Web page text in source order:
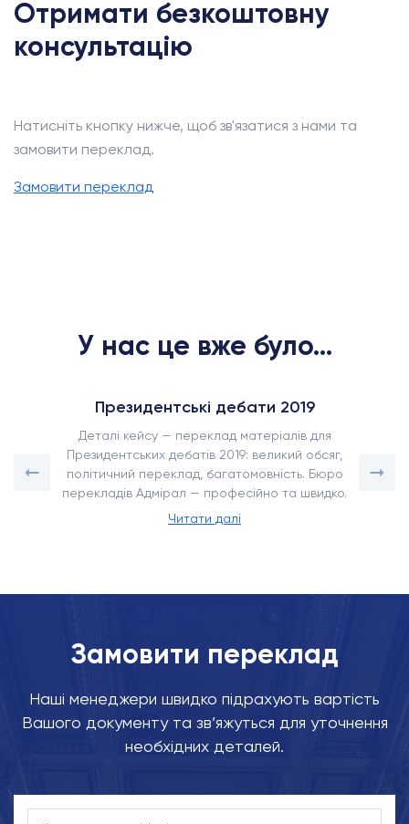
Отримати безкоштовну
консультацію
Натисніть кнопку нижче, щоб зв'язатися з нами та
замовити переклад.
Замовити переклад
У нас це вже було...
Президентські дебати 2019
Деталі кейсу — переклад матеріалів для
Президентських дебатів 2019: великий обсяг,
політичний переклад, багатомовність. Бюро
перекладів Адмірал — професійно та швидко.
Читати далі
Замовити переклад
Наші менеджери швидко підрахують вартість
Вашого документу та зв’яжуться для уточнення
необхідних деталей.